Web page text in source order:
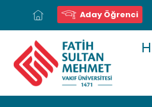
Aday Öğrenci